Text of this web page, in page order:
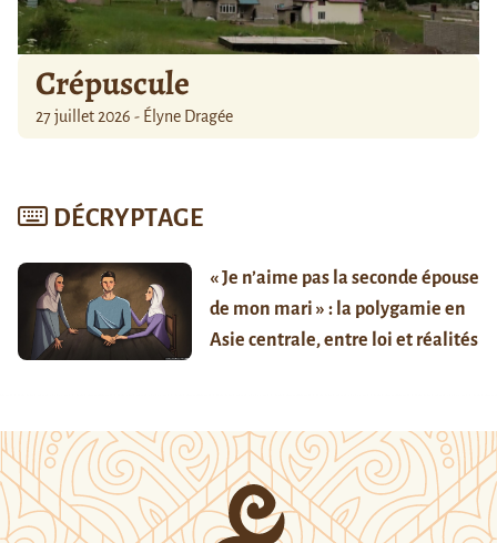
Crépuscule
27 juillet 2026 - Élyne Dragée
DÉCRYPTAGE
« Je n’aime pas la seconde épouse
de mon mari » : la polygamie en
Asie centrale, entre loi et réalités